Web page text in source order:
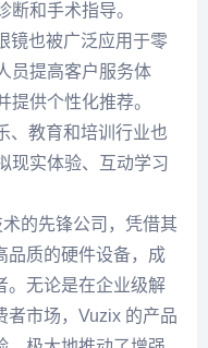
断和手术指导。
镜也被广泛应用于零
员提高客户服务体
提供个性化推荐。
、教育和培训行业也
现实体验、互动学习
的先锋公司，凭借其
品质的硬件设备，成
。无论是在企业级解
者市场，Vuzix 的产品